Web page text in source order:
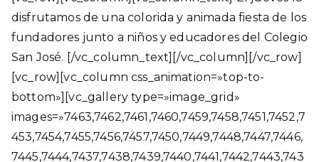
disfrutamos de una colorida y animada fiesta de los
fundadores junto a niños y educadores del Colegio
San José. [/vc_column_text][/vc_column][/vc_row]
[vc_row][vc_column css_animation=»top-to-
bottom»][vc_gallery type=»image_grid»
images=»7463,7462,7461,7460,7459,7458,7451,7452,7
453,7454,7455,7456,7457,7450,7449,7448,7447,7446,
7445,7444,7437,7438,7439,7440,7441,7442,7443,743